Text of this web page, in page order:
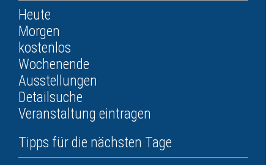
Heute
Morgen
kostenlos
Wochenende
Ausstellungen
Detailsuche
Veranstaltung eintragen
Tipps für die nächsten Tage